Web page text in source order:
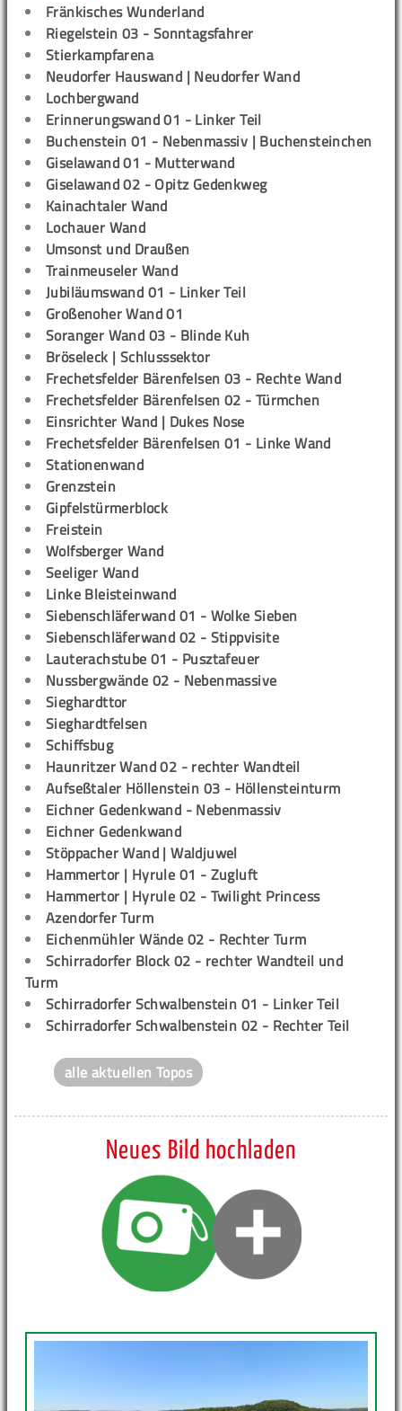
Fränkisches Wunderland
Riegelstein 03 - Sonntagsfahrer
Stierkampfarena
Neudorfer Hauswand | Neudorfer Wand
Lochbergwand
Erinnerungswand 01 - Linker Teil
Buchenstein 01 - Nebenmassiv | Buchensteinchen
Giselawand 01 - Mutterwand
Giselawand 02 - Opitz Gedenkweg
Kainachtaler Wand
Lochauer Wand
Umsonst und Draußen
Trainmeuseler Wand
Jubiläumswand 01 - Linker Teil
Großenoher Wand 01
Soranger Wand 03 - Blinde Kuh
Bröseleck | Schlusssektor
Frechetsfelder Bärenfelsen 03 - Rechte Wand
Frechetsfelder Bärenfelsen 02 - Türmchen
Einsrichter Wand | Dukes Nose
Frechetsfelder Bärenfelsen 01 - Linke Wand
Stationenwand
Grenzstein
Gipfelstürmerblock
Freistein
Wolfsberger Wand
Seeliger Wand
Linke Bleisteinwand
Siebenschläferwand 01 - Wolke Sieben
Siebenschläferwand 02 - Stippvisite
Lauterachstube 01 - Pusztafeuer
Nussbergwände 02 - Nebenmassive
Sieghardttor
Sieghardtfelsen
Schiffsbug
Haunritzer Wand 02 - rechter Wandteil
Aufseßtaler Höllenstein 03 - Höllensteinturm
Eichner Gedenkwand - Nebenmassiv
Eichner Gedenkwand
Stöppacher Wand | Waldjuwel
Hammertor | Hyrule 01 - Zugluft
Hammertor | Hyrule 02 - Twilight Princess
Azendorfer Turm
Eichenmühler Wände 02 - Rechter Turm
Schirradorfer Block 02 - rechter Wandteil und
Turm
Schirradorfer Schwalbenstein 01 - Linker Teil
Schirradorfer Schwalbenstein 02 - Rechter Teil
alle aktuellen Topos
Neues Bild hochladen